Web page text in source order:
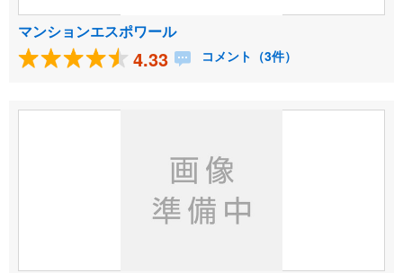
マンションエスポワール
4.33 コメント（3件）